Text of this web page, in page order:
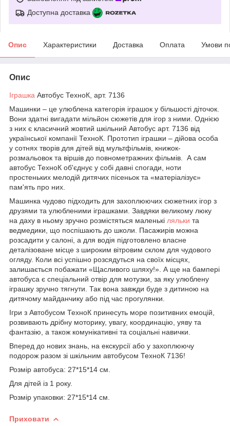
Доступна доставка
Опис Характеристики Доставка Оплата Умови
Опис
Іграшка Автобус ТехноК, арт. 7136
Машинки – це улюблена категорія іграшок у більшості діточок.
Вони здатні вигадати мільйон сюжетів для ігор з ними. Однією
з них є класичний жовтий шкільний Автобус арт. 7136 від
української компанії ТехноК. Прототип іграшки – дійова особа
у сотнях творів для дітей від мультфільмів, книжок-
розмальовок та віршів до повнометражних фільмів. А сам
автобус ТехноК об'єднує у собі давні спогади, ноти
простеньких мелодій дитячих пісеньок та «матеріалізує»
пам'ять про них.
Машинка чудово підходить для захоплюючих сюжетних ігор з
друзями та улюбленими іграшками. Завдяки великому люку
на даху в ньому зручно розмістяться маленькі ляльки та
ведмедики, що поспішають до школи. Пасажирів можна
розсадити у салоні, а для водія підготовлено власне
деталізоване місце з широким вітровим склом для чудового
огляду. Коли всі успішно розсядуться на своїх місцях,
залишається побажати «Щасливого шляху!». А ще на бампері
автобуса є спеціальний отвір для мотузки, за яку улюблену
іграшку зручно тягнути. Так вона завжди буде з дитиною на
дитячому майданчику або під час прогулянки.
Ігри з Автобусом ТехноК принесуть море позитивних емоцій,
розвивають дрібну моторику, увагу, координацію, уяву та
фантазію, а також комунікативні та соціальні навички.
Вперед до нових знань, на екскурсії або у захоплюючу
подорож разом зі шкільним автобусом ТехноК 7136!
Розмір автобуса: 27*15*14 см.
Для дітей із 1 року.
Розмір упаковки: 27*15*14 см.
Приховати